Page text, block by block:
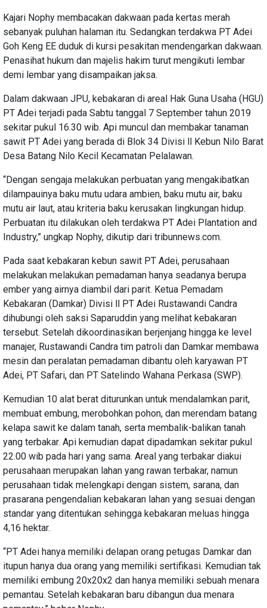
Kajari Nophy membacakan dakwaan pada kertas merah
sebanyak puluhan halaman itu. Sedangkan terdakwa PT Adei
Goh Keng EE duduk di kursi pesakitan mendengarkan dakwaan.
Penasihat hukum dan majelis hakim turut mengikuti lembar
demi lembar yang disampaikan jaksa.
Dalam dakwaan JPU, kebakaran di areal Hak Guna Usaha (HGU)
PT Adei terjadi pada Sabtu tanggal 7 September tahun 2019
sekitar pukul 16.30 wib. Api muncul dan membakar tanaman
sawit PT Adei yang berada di Blok 34 Divisi ll Kebun Nilo Barat
Desa Batang Nilo Kecil Kecamatan Pelalawan.
“Dengan sengaja melakukan perbuatan yang mengakibatkan
dilampauinya baku mutu udara ambien, baku mutu air, baku
mutu air laut, atau kriteria baku kerusakan lingkungan hidup.
Perbuatan itu dilakukan oleh terdakwa PT Adei Plantation and
Industry,” ungkap Nophy, dikutip dari tribunnews.com.
Pada saat kebakaran kebun sawit PT Adei, perusahaan
melakukan melakukan pemadaman hanya seadanya berupa
ember yang airnya diambil dari parit. Ketua Pemadam
Kebakaran (Damkar) Divisi ll PT Adei Rustawandi Candra
dihubungi oleh saksi Saparuddin yang melihat kebakaran
tersebut. Setelah dikoordinasikan berjenjang hingga ke level
manajer, Rustawandi Candra tim patroli dan Damkar membawa
mesin dan peralatan pemadaman dibantu oleh karyawan PT
Adei, PT Safari, dan PT Satelindo Wahana Perkasa (SWP).
Kemudian 10 alat berat diturunkan untuk mendalamkan parit,
membuat embung, merobohkan pohon, dan merendam batang
kelapa sawit ke dalam tanah, serta membalik-balikan tanah
yang terbakar. Api kemudian dapat dipadamkan sekitar pukul
22.00 wib pada hari yang sama. Areal yang terbakar diakui
perusahaan merupakan lahan yang rawan terbakar, namun
perusahaan tidak melengkapi dengan sistem, sarana, dan
prasarana pengendalian kebakaran lahan yang sesuai dengan
standar yang ditentukan sehingga kebakaran meluas hingga
4,16 hektar.
“PT Adei hanya memiliki delapan orang petugas Damkar dan
itupun hanya dua orang yang memiliki sertifikasi. Kemudian tak
memiliki embung 20x20x2 dan hanya memiliki sebuah menara
pemantau. Setelah kebakaran baru dibangun dua menara